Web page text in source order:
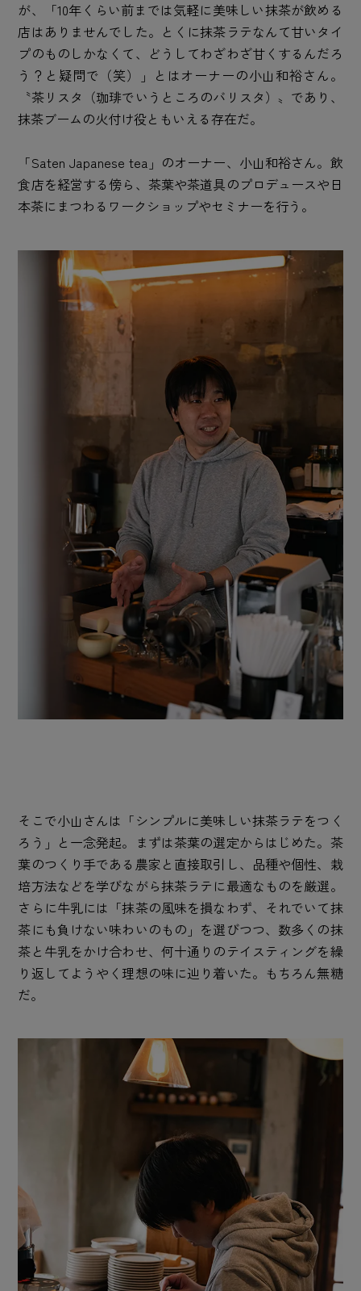
が、「10年くらい前までは気軽に美味しい抹茶が飲める
店はありませんでした。とくに抹茶ラテなんて甘いタイ
プのものしかなくて、どうしてわざわざ甘くするんだろ
う？と疑問で（笑）」とはオーナーの小山和裕さん。
〝茶リスタ（珈琲でいうところのバリスタ）〟であり、
抹茶ブームの火付け役ともいえる存在だ。
「Saten Japanese tea」のオーナー、小山和裕さん。飲
食店を経営する傍ら、茶葉や茶道具のプロデュースや日
本茶にまつわるワークショップやセミナーを行う。
そこで小山さんは「シンプルに美味しい抹茶ラテをつく
ろう」と一念発起。まずは茶葉の選定からはじめた。茶
葉のつくり手である農家と直接取引し、品種や個性、栽
培方法などを学びながら抹茶ラテに最適なものを厳選。
さらに牛乳には「抹茶の風味を損なわず、それでいて抹
茶にも負けない味わいのもの」を選びつつ、数多くの抹
茶と牛乳をかけ合わせ、何十通りのテイスティングを繰
り返してようやく理想の味に辿り着いた。もちろん無糖
だ。